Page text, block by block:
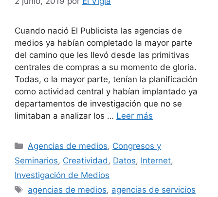
Cuando nació El Publicista las agencias de
medios ya habían completado la mayor parte
del camino que les llevó desde las primitivas
centrales de compras a su momento de gloria.
Todas, o la mayor parte, tenían la planificación
como actividad central y habían implantado ya
departamentos de investigación que no se
limitaban a analizar los … Leer más
Categorías
Agencias de medios, Congresos y
Seminarios, Creatividad, Datos, Internet,
Investigación de Medios
Etiquetas
agencias de medios, agencias de servicios